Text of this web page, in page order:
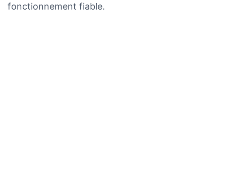
fonctionnement fiable.